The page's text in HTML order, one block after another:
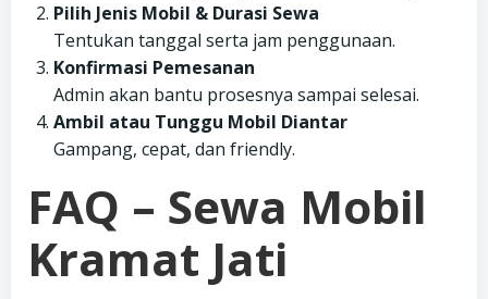
Pilih Jenis Mobil & Durasi Sewa
Tentukan tanggal serta jam penggunaan.
Konfirmasi Pemesanan
Admin akan bantu prosesnya sampai selesai.
Ambil atau Tunggu Mobil Diantar
Gampang, cepat, dan friendly.
FAQ – Sewa Mobil
Kramat Jati